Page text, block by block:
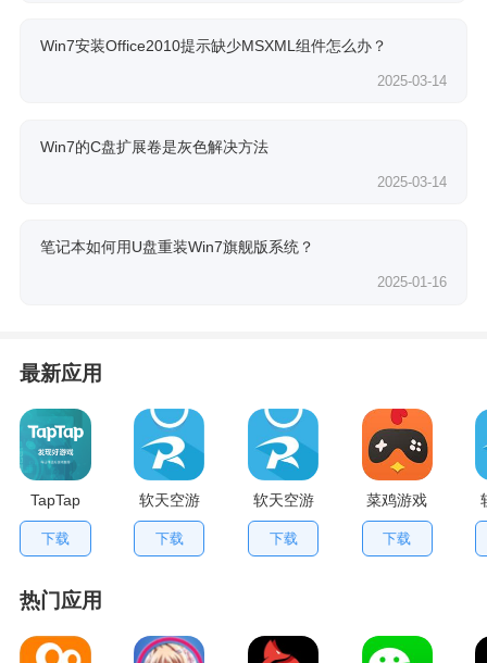
Win7安装Office2010提示缺少MSXML组件怎么办？
2025-03-14
Win7的C盘扩展卷是灰色解决方法
2025-03-14
笔记本如何用U盘重装Win7旗舰版系统？
2025-01-16
最新应用
TapTap
V2.84.0
手机版
下载
软天空游
戏盒应用
下载
软天空游
戏大全
App
下载
菜鸡游戏
不用排队
版
下载
热门应用